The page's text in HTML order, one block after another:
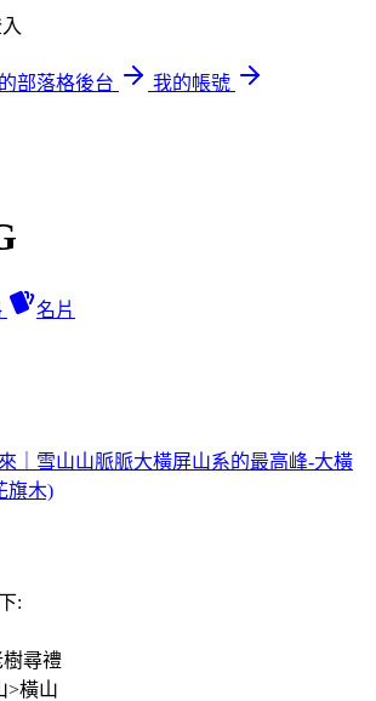
部落格後台
我的帳號
名片
｜雪山山脈脈大橫屏山系的最高峰-大橫
旗木)
:
尋禮
>橫山